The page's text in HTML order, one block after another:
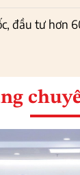
đầu tư hơn